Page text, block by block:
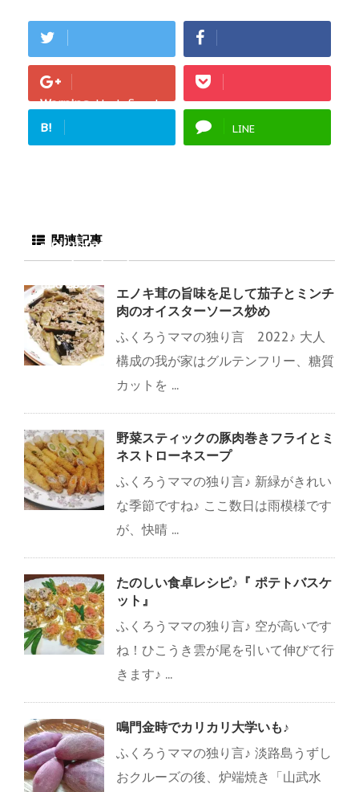
Warning: Undefined
array key "Google+"
in/home/fukurou-
-count-cache/sns-
count-cache.phpon
line2897
B! LINE
関連記事
エノキ茸の旨味を足して茄子とミンチ
肉のオイスターソース炒め
ふくろうママの独り言 2022♪ 大人
構成の我が家はグルテンフリー、糖質
カットを ...
野菜スティックの豚肉巻きフライとミ
ネストローネスープ
ふくろうママの独り言♪ 新緑がきれい
な季節ですね♪ ここ数日は雨模様です
が、快晴 ...
たのしい食卓レシピ♪『 ポテトバスケ
ット』
ふくろうママの独り言♪ 空が高いです
ね！ひこうき雲が尾を引いて伸びて行
きます♪ ...
鳴門金時でカリカリ大学いも♪
ふくろうママの独り言♪ 淡路島うずし
おクルーズの後、炉端焼き「山武水